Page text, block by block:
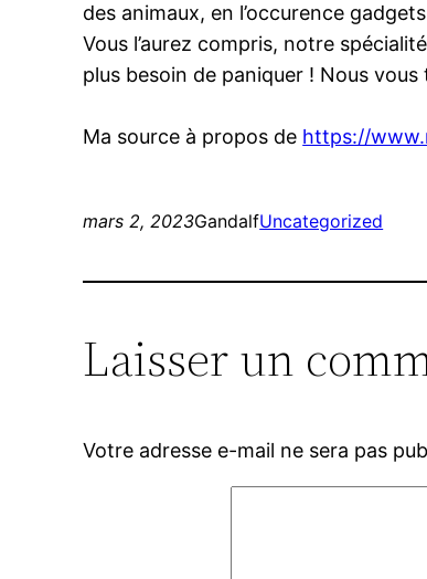
des animaux, en l’occurence
Vous l’aurez compris, notre
plus besoin de paniquer ! Nous
Ma source à propos de https://
mars 2, 2023GandalfUncategorized
Laisser un
Votre adresse e-mail ne sera pas